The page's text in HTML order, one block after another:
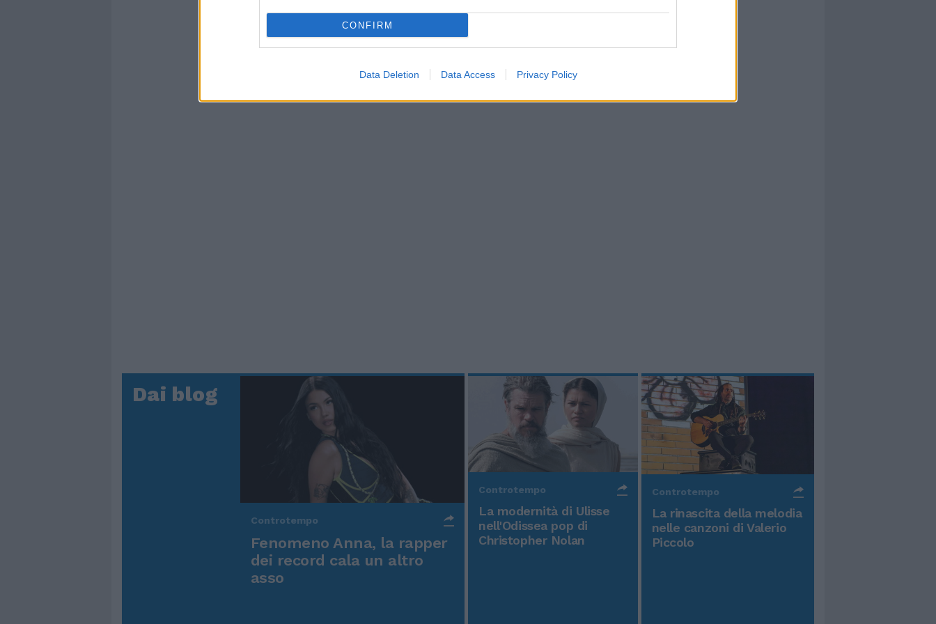
CONFIRM
Data Deletion Data Access Privacy Policy
Dai blog
Controtempo
Fenomeno Anna, la rapper
dei record cala un altro
asso
Controtempo
La modernità di Ulisse
nell'Odissea pop di
Christopher Nolan
Controtempo
La rinascita della melodia
nelle canzoni di Valerio
Piccolo